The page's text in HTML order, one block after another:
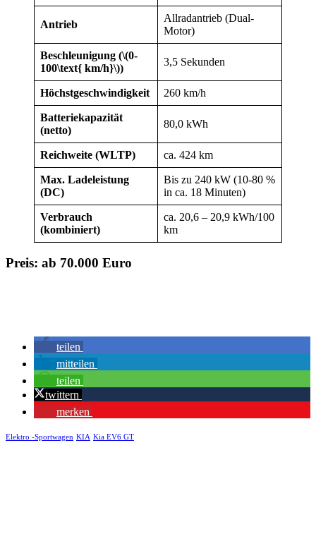
Antrieb
Allradantrieb (Dual-
Motor)
Beschleunigung (\(0-
100\text{ km/h}\))
3,5 Sekunden
Höchstgeschwindigkeit 260 km/h
Batteriekapazität
(netto)
80,0 kWh
Reichweite (WLTP) ca. 424 km
Max. Ladeleistung
(DC)
Bis zu 240 kW (10-80 %
in ca. 18 Minuten)
Verbrauch
(kombiniert)
ca. 20,6 – 20,9 kWh/100
km
Preis: ab 70.000 Euro
teilen
mitteilen
teilen
twittern
merken
Elektro -Sportwagen KIA Kia EV6 GT